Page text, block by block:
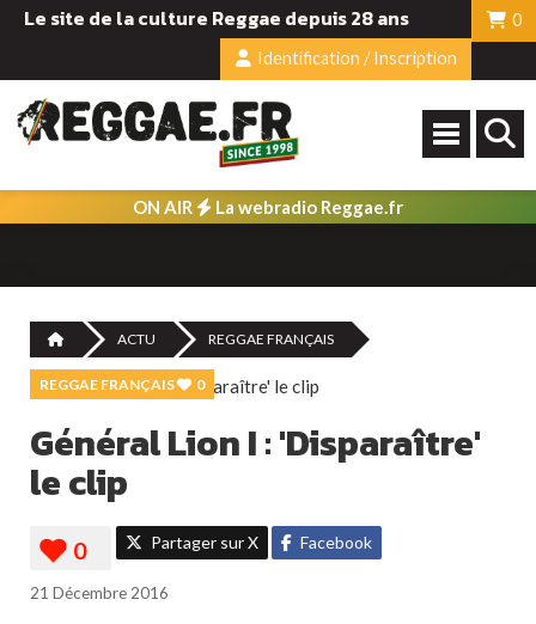
Le site de la culture Reggae depuis 28 ans
0
Identification / Inscription
ON AIR La webradio Reggae.fr
ACTU REGGAE FRANÇAIS
REGGAE FRANÇAIS 0
Général Lion I : 'Disparaître'
le clip
Partager sur X Facebook
21 Décembre 2016